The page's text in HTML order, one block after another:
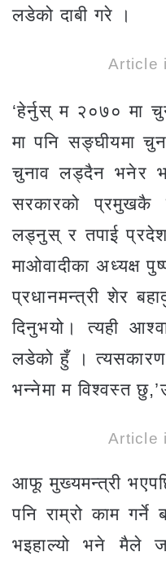
लडेको दाबी गरे ।
Article
‘हेर्नुस् म २०७० मा
मा पनि सङ्घीयमा
चुनाव लड्दैन भनेर
सरकारको प्रमुखकै
लड्नुस् र तपाई
माओवादीका अध्यक्ष
प्रधानमन्त्री शेर
दिनुभयो। त्यही
लडेको हुँ । त्यसकारण
भन्नेमा म विश्वस्त
Article
आफू मुख्यमन्त्री
पनि राम्रो काम गर्ने
भइहाल्यो भने मैले